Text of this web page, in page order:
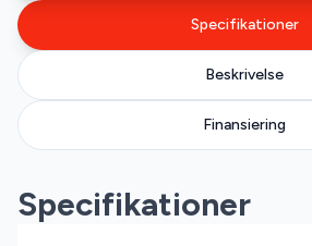
Specifikationer
Beskrivelse
Finansiering
Specifikationer